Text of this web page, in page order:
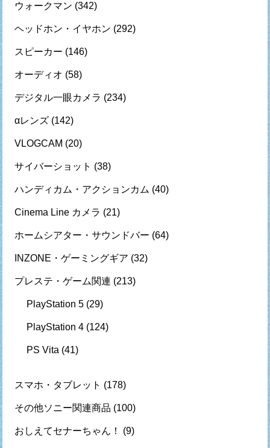
ウォークマン (342)
ヘッドホン・イヤホン (292)
スピーカー (146)
オーディオ (58)
デジタル一眼カメラ (234)
αレンズ (142)
VLOGCAM (20)
サイバーショット (38)
ハンディカム・アクションカム (40)
Cinema Line カメラ (21)
ホームシアター・サウンドバー (64)
INZONE・ゲーミングギア (32)
プレステ・ゲーム関連 (213)
PlayStation 5 (29)
PlayStation 4 (124)
PS Vita (41)
スマホ・タブレット (178)
その他ソニー関連商品 (100)
おしえてセナーちゃん！ (9)